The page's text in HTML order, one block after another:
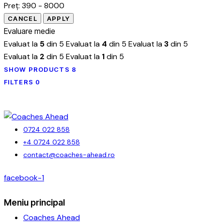
Preț: 390 - 8000
Evaluare medie
Evaluat la 5din 5 Evaluat la 4 din 5 Evaluat la3din 5
Evaluat la 2 din 5 Evaluat la 1din 5
SHOW PRODUCTS 8
FILTERS 0
0724 022 858
+4 0724 022 858
contact@coaches-ahead.ro
facebook-1
Meniu principal
Coaches Ahead